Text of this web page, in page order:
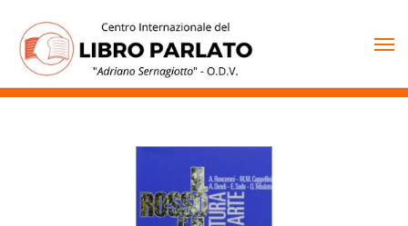
contenuto